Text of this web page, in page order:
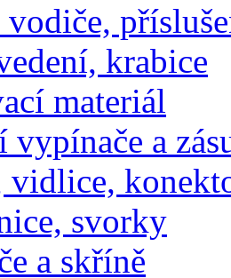
krabice
materiál
vypínače a
vidlice,
svorky
a skříně